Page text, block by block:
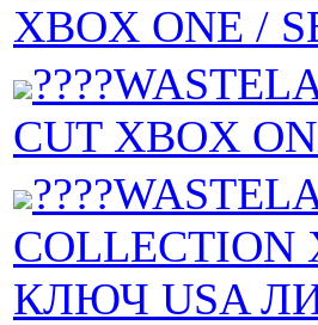
XBOX ONE /
CUT XBOX
COLLECTION
КЛЮЧ USA